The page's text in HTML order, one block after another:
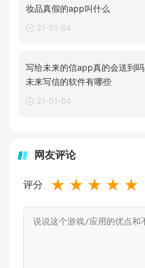
妆品真假的app叫什么
21-01-04
写给未来的信app真的会送到吗 给
未来写信的软件有哪些
21-01-04
网友评论
评分 ★ ★ ★ ★ ★